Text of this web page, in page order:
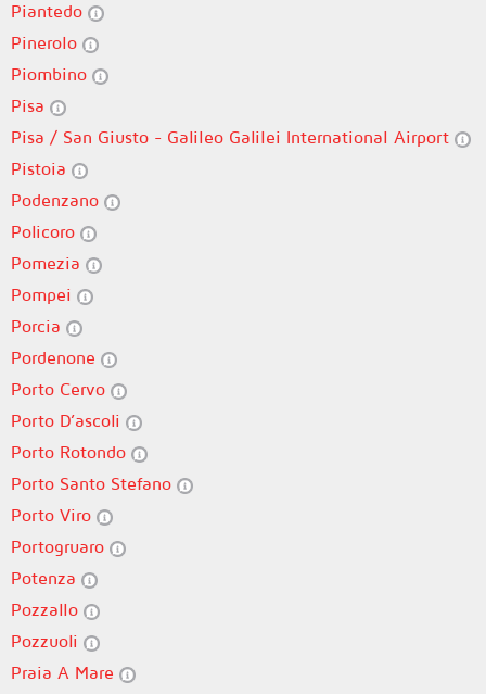
Piantedo
Pinerolo
Piombino
Pisa
Pisa / San Giusto - Galileo Galilei International Airport
Pistoia
Podenzano
Policoro
Pomezia
Pompei
Porcia
Pordenone
Porto Cervo
Porto D’ascoli
Porto Rotondo
Porto Santo Stefano
Porto Viro
Portogruaro
Potenza
Pozzallo
Pozzuoli
Praia A Mare